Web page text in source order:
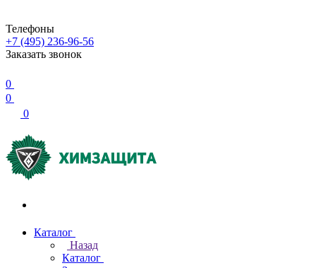
Телефоны
+7 (495) 236-96-56
Заказать звонок
0
0
0
Каталог
Назад
Каталог